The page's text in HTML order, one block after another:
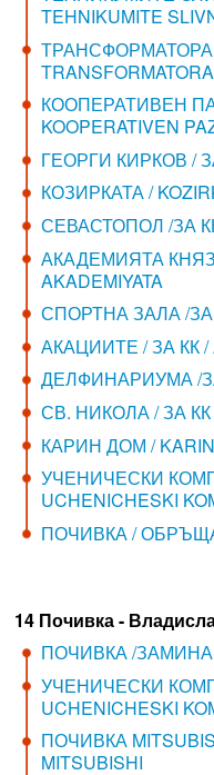
TEHNIKUMITE
TRANSFORMATORA
КООПЕРАТИВЕН
KOOPERATIVEN
ГЕОРГИ КИРКОВ /
КОЗИРКАТА /
СЕВАСТОПОЛ /ЗА
АКАДЕМИЯТА
AKADEMIYATA
СПОРТНА ЗАЛА /ЗА
АКАЦИИТЕ / ЗА КК /
ДЕЛФИНАРИУМА /ЗА
СВ. НИКОЛА / ЗА КК
КАРИН ДОМ /
УЧЕНИЧЕСКИ
UCHENICHESKI
ПОЧИВКА /
14 Почивка -
ПОЧИВКА /
УЧЕНИЧЕСКИ
UCHENICHESKI
ПОЧИВКА
MITSUBISHI